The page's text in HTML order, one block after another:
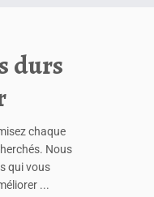
durs
chaque
Nous
qui vous
...